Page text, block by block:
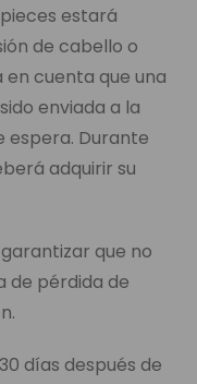
estará
de cabello o
cuenta que una
enviada a la
espera. Durante
adquirir su
que no
de pérdida de
días después de